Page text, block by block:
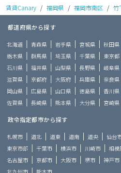
賃貸Canary / 福岡県 / 福岡市南区 / 竹
都道府県から探す
北海道 青森県 岩手県 宮城県 秋田県
栃木県
群馬県 埼玉県 千葉県 東京都
石川県
福井県 山梨県 長野県 岐阜県
滋賀県
京都府 大阪府 兵庫県 奈良県
岡山県
広島県 山口県 徳島県 香川県
佐賀県
長崎県 熊本県 大分県 宮崎県
政令指定都市から探す
札幌市 道北 道東 道南 道央 仙台
東京市部
千葉市 横浜市 川崎市 相模
名古屋市
京都市 大阪市 堺市 神戸市